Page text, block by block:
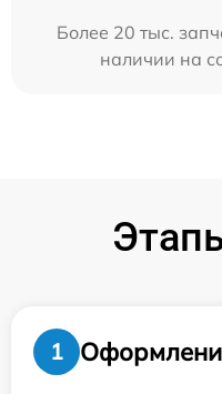
Более 20 тыс.
наличии на
1